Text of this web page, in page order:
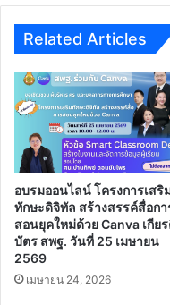
กรณี
ปกติ
สังกัด
สพฐ.
Related Articles
อบรมออนไลน์ โครงการเสริ
ทักษะดิจิทัล สร้างสรรค์สื่อกา
สอนยุคใหม่ด้วย Canva เกีย
บัตร สพฐ. วันที่ 25 เมษายน
2569
เมษายน 24, 2026